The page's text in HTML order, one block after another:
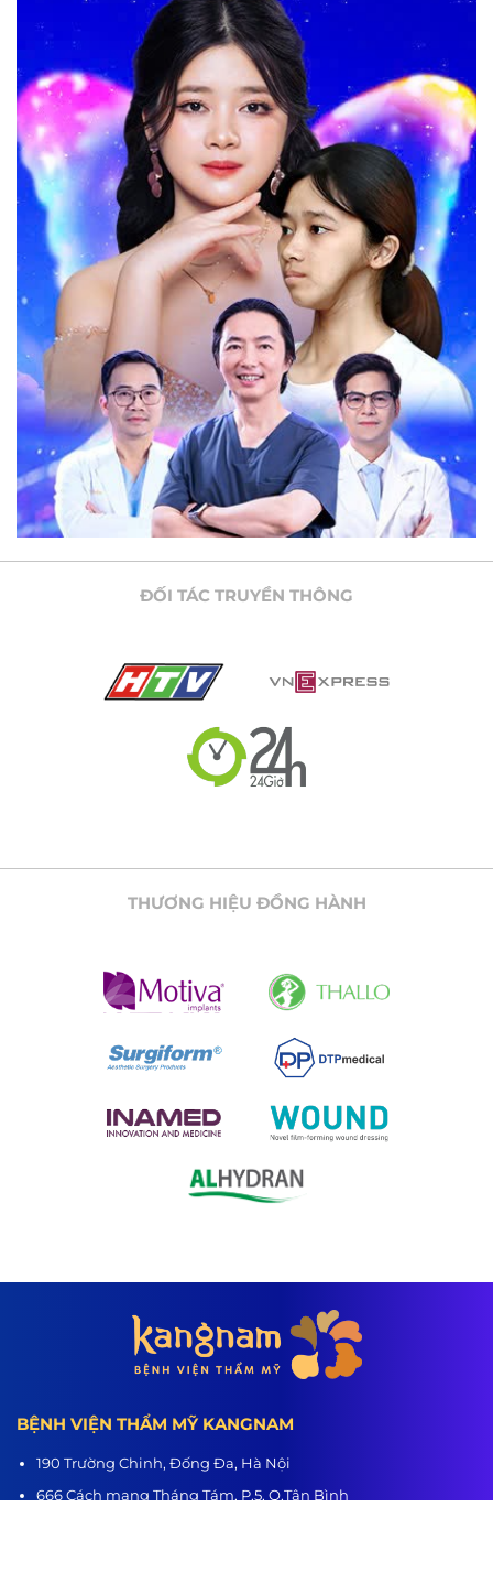
ĐỐI TÁC TRUYỀN THÔNG
THƯƠNG HIỆU ĐỒNG HÀNH
BỆNH VIỆN THẨM MỸ KANGNAM
190 Trường Chinh, Đống Đa, Hà Nội
666 Cách mạng Tháng Tám, P.5, Q.Tân Bình